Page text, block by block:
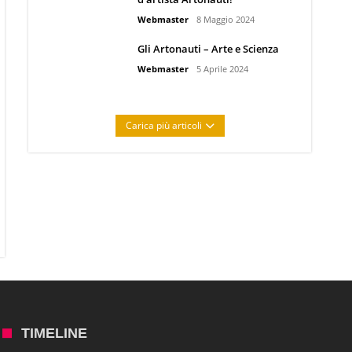
Webmaster 8 Maggio 2024
Gli Artonauti – Arte e Scienza
Webmaster 5 Aprile 2024
Carica più articoli
TIMELINE